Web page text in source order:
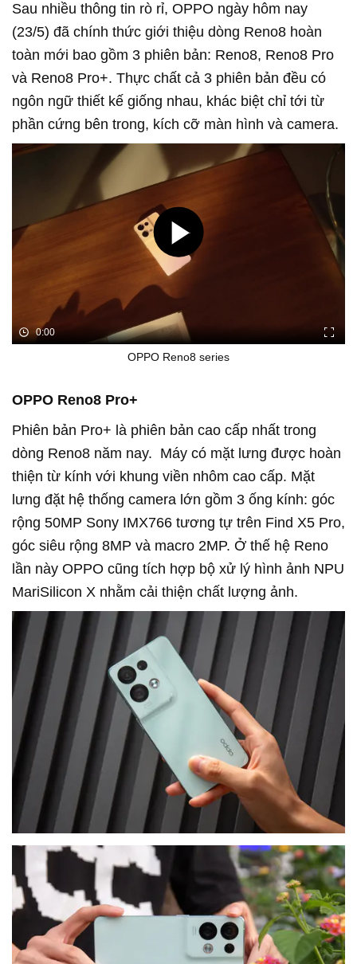
Sau nhiều thông tin rò rỉ, OPPO ngày hôm nay
(23/5) đã chính thức giới thiệu dòng Reno8 hoàn
toàn mới bao gồm 3 phiên bản: Reno8, Reno8 Pro
và Reno8 Pro+. Thực chất cả 3 phiên bản đều có
ngôn ngữ thiết kế giống nhau, khác biệt chỉ tới từ
phần cứng bên trong, kích cỡ màn hình và camera.
0:00
OPPO Reno8 series
OPPO Reno8 Pro+
Phiên bản Pro+ là phiên bản cao cấp nhất trong
dòng Reno8 năm nay. Máy có mặt lưng được hoàn
thiện từ kính với khung viền nhôm cao cấp. Mặt
lưng đặt hệ thống camera lớn gồm 3 ống kính: góc
rộng 50MP Sony IMX766 tương tự trên Find X5 Pro,
góc siêu rộng 8MP và macro 2MP. Ở thế hệ Reno
lần này OPPO cũng tích hợp bộ xử lý hình ảnh NPU
MariSilicon X nhằm cải thiện chất lượng ảnh.